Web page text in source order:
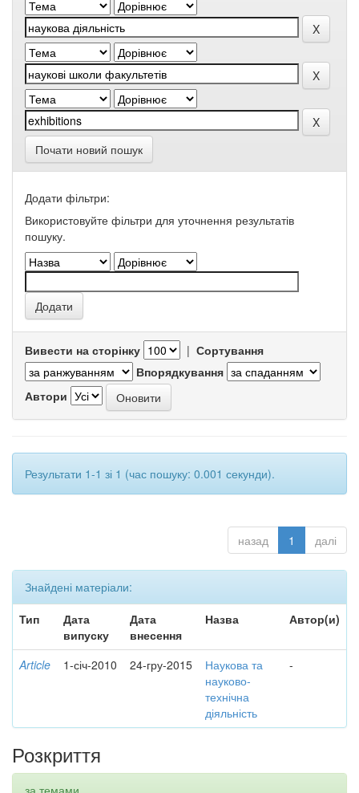
Почати новий пошук
Додати фільтри:
Використовуйте фільтри для уточнення результатів
пошуку.
Вивести на сторінку | Сортування
Впорядкування
Автори
Результати 1-1 зі 1 (час пошуку: 0.001 секунди).
назад 1 далі
Знайдені матеріали:
Тип
Дата
випуску
Дата
внесення
Назва Автор(и)
Article 1-січ-2010 24-гру-2015
Наукова та
науково-
технічна
діяльність
-
Розкриття
за темами